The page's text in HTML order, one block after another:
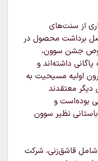
از سنت‌های
برداشت محصول در
جشن سوون،
داشته‌اند و
اولیه مسیحیت به
معتقدند
بوده‌است و
نظیر سوون
شامل قاشق‌زنی، شرکت